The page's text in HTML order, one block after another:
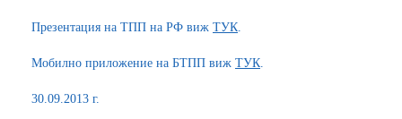
Презентация на ТПП на РФ виж ТУК.
Мобилно приложение на БТПП виж ТУК.
30.09.2013 г.